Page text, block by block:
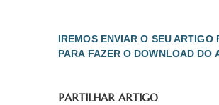
IREMOS ENVIAR O SEU ARTIGO
PARA FAZER O DOWNLOAD DO
PARTILHAR ARTIGO